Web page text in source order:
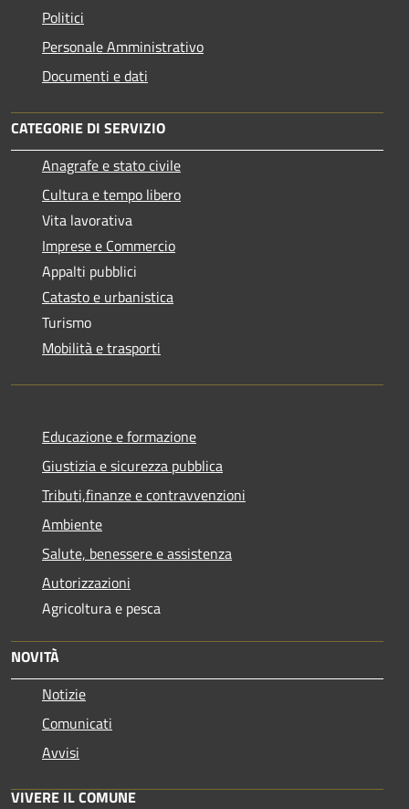
Politici
Personale Amministrativo
Documenti e dati
CATEGORIE DI SERVIZIO
Anagrafe e stato civile
Cultura e tempo libero
Vita lavorativa
Imprese e Commercio
Appalti pubblici
Catasto e urbanistica
Turismo
Mobilità e trasporti
Educazione e formazione
Giustizia e sicurezza pubblica
Tributi,finanze e contravvenzioni
Ambiente
Salute, benessere e assistenza
Autorizzazioni
Agricoltura e pesca
NOVITÀ
Notizie
Comunicati
Avvisi
VIVERE IL COMUNE